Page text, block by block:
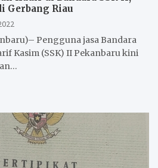
Gerbang Riau
Pengguna jasa Bandara
Kasim (SSK) II Pekanbaru kini